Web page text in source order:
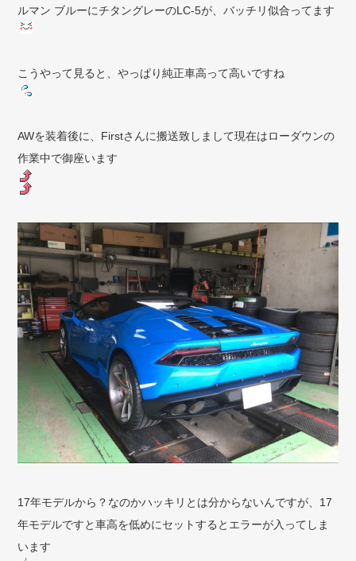
ルマン ブルーにチタングレーのLC-5が、バッチリ似合ってます
こうやって見ると、やっぱり純正車高って高いですね
AWを装着後に、Firstさんに搬送致しまして現在はローダウンの
作業中で御座います
17年モデルから？なのかハッキリとは分からないんですが、17
年モデルですと車高を低めにセットするとエラーが入ってしま
います